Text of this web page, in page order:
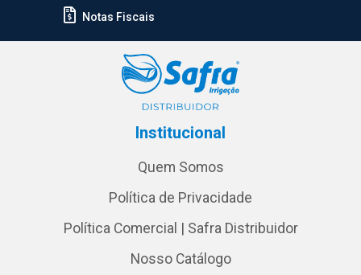
Notas Fiscais
Institucional
Quem Somos
Política de Privacidade
Política Comercial | Safra Distribuidor
Nosso Catálogo